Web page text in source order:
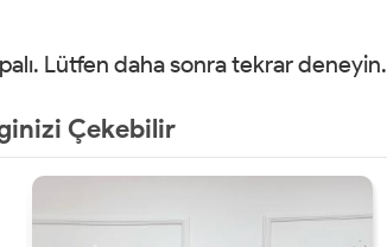
Lütfen daha sonra tekrar deneyin.
Çekebilir